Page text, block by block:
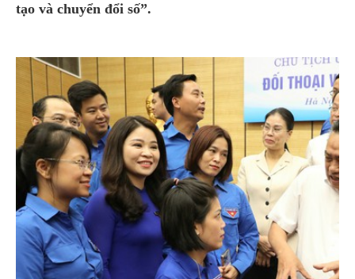
tạo và chuyển đổi số”.